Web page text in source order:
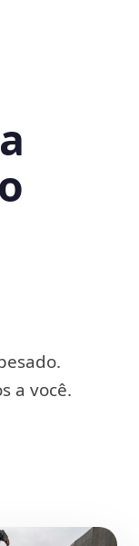
a você.